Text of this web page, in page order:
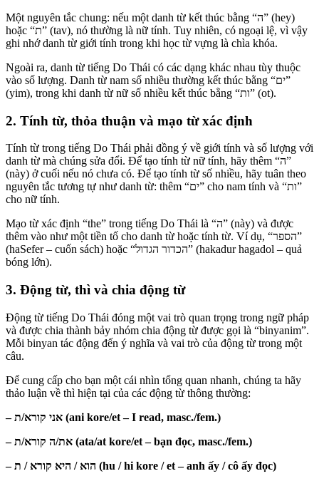
Một nguyên tắc chung: nếu một danh từ kết thúc bằng “ה” (hey)
hoặc “ת” (tav), nó thường là nữ tính. Tuy nhiên, có ngoại lệ, vì vậy
ghi nhớ danh từ giới tính trong khi học từ vựng là chìa khóa.
Ngoài ra, danh từ tiếng Do Thái có các dạng khác nhau tùy thuộc
vào số lượng. Danh từ nam số nhiều thường kết thúc bằng “ים”
(yim), trong khi danh từ nữ số nhiều kết thúc bằng “ות” (ot).
2. Tính từ, thỏa thuận và mạo từ xác định
Tính từ trong tiếng Do Thái phải đồng ý về giới tính và số lượng với
danh từ mà chúng sửa đổi. Để tạo tính từ nữ tính, hãy thêm “ה”
(này) ở cuối nếu nó chưa có. Để tạo tính từ số nhiều, hãy tuân theo
nguyên tắc tương tự như danh từ: thêm “ים” cho nam tính và “ות”
cho nữ tính.
Mạo từ xác định “the” trong tiếng Do Thái là “ה” (này) và được
thêm vào như một tiền tố cho danh từ hoặc tính từ. Ví dụ, “הספר”
(haSefer – cuốn sách) hoặc “הכדור הגדול” (hakadur hagadol – quả
bóng lớn).
3. Động từ, thì và chia động từ
Động từ tiếng Do Thái đóng một vai trò quan trọng trong ngữ pháp
và được chia thành bảy nhóm chia động từ được gọi là “binyanim”.
Mỗi binyan tác động đến ý nghĩa và vai trò của động từ trong một
câu.
Để cung cấp cho bạn một cái nhìn tổng quan nhanh, chúng ta hãy
thảo luận về thì hiện tại của các động từ thông thường:
– אני קורא/ת (ani kore/et – I read, masc./fem.)
– את/ה קורא/ת (ata/at kore/et – bạn đọc, masc./fem.)
– הוא / היא קורא / ת (hu / hi kore / et – anh ấy / cô ấy đọc)